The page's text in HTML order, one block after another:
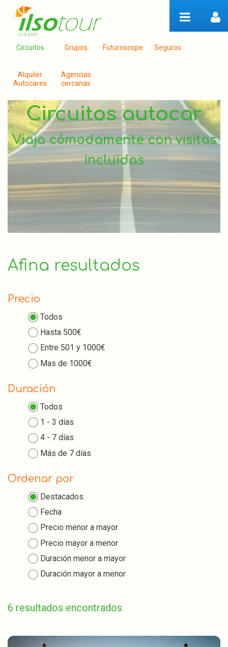
Saltar al contenido
Circuitos Grupos Futuroscope Seguros
Alquiler
Autocares
Agencias
cercanas
Circuitos autocar
Viaja cómodamente con visitas
incluidas
Afina resultados
Precio
Todos
Hasta 500€
Entre 501 y 1000€
Mas de 1000€
Duración
Todos
1 - 3 días
4 - 7 días
Más de 7 días
Ordenar por
Destacados
Fecha
Precio menor a mayor
Precio mayor a menor
Duración menor a mayor
Duración mayor a menor
6 resultados encontrados